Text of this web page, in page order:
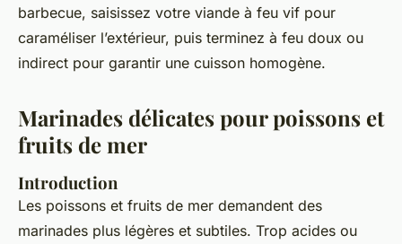
barbecue, saisissez votre viande à feu vif pour
caraméliser l’extérieur, puis terminez à feu doux ou
indirect pour garantir une cuisson homogène.
Marinades délicates pour poissons et
fruits de mer
Introduction
Les poissons et fruits de mer demandent des
marinades plus légères et subtiles. Trop acides ou